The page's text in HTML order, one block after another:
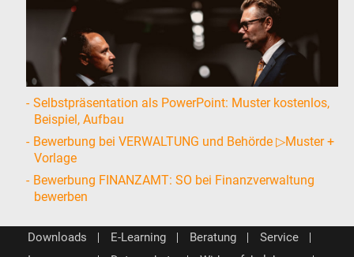
Selbstpräsentation als PowerPoint: Muster kostenlos,
Beispiel, Aufbau
Bewerbung bei VERWALTUNG und Behörde ▷Muster +
Vorlage
Bewerbung FINANZAMT: SO bei Finanzverwaltung
bewerben
Downloads E-Learning Beratung
Service